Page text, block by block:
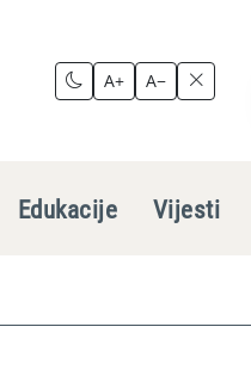
A+ A−
Edukacije Vijesti